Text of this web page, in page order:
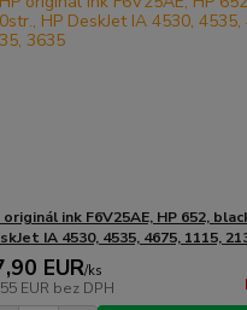
originál ink F6V25AE, HP 652,
IA 4530, 4535, 4675, 1115,
EUR/ks
EUR bez DPH